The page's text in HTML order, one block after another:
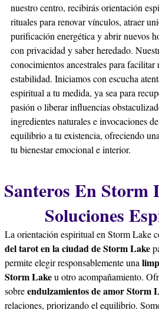
nuestro centro, recibirás orientación
rituales para renovar vínculos, atraer
purificación energética y abrir nuevos
con privacidad y saber heredado.
conocimientos ancestrales para
estabilidad. Iniciamos con escucha
espiritual a tu medida, ya sea para
pasión o liberar influencias
ingredientes naturales e invocaciones
equilibrio a tu existencia, ofreciendo
tu bienestar emocional e interior.
Santeros En Storm
Soluciones
La orientación espiritual en Storm Lake
del tarot en la ciudad de Storm Lake
permite elegir responsablemente una
Storm Lakeu otro acompañamiento.
sobreendulzamientos de amor Storm
relaciones, priorizando el equilibrio.